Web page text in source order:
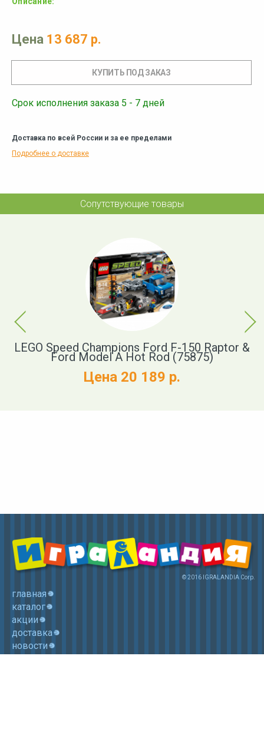
Цена 13 687 р.
Срок исполнения заказа 5 - 7 дней
Доставка по всей России и за ее пределами
Подробнее о доставке
Сопутствующие товары
Previous
LEGO Speed Champions Ford F-150 Raptor &
Ford Model A Hot Rod (75875)
Цена 20 189 р.
Next
© 2016 IGRALANDIA Corp.
главная
каталог
акции
доставка
новости